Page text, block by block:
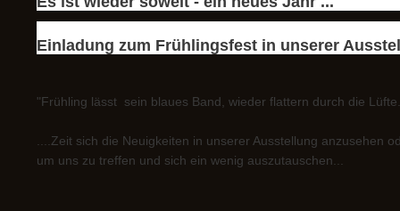
Einladung zum Frühlingsfest in unserer
"Frühling lässt sein blaues Band, wieder flattern durch die
....Zeit sich die Neuigkeiten in unserer Ausstellung anzusehen
um uns zu treffen und sich ein wenig auszutauschen...